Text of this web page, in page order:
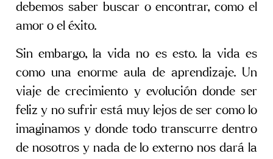
debemos saber buscar o encontrar, como el
amor o el éxito.
Sin embargo, la vida no es esto. la vida es
como una enorme aula de aprendizaje. Un
viaje de crecimiento y evolución donde ser
feliz y no sufrir está muy lejos de ser como lo
imaginamos y donde todo transcurre dentro
de nosotros y nada de lo externo nos dará la